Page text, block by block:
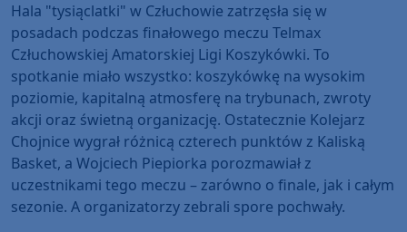
Hala "tysiąclatki" w Człuchowie zatrzęsła się w
posadach podczas finałowego meczu Telmax
Człuchowskiej Amatorskiej Ligi Koszykówki. To
spotkanie miało wszystko: koszykówkę na wysokim
poziomie, kapitalną atmosferę na trybunach, zwroty
akcji oraz świetną organizację. Ostatecznie Kolejarz
Chojnice wygrał różnicą czterech punktów z Kaliską
Basket, a Wojciech Piepiorka porozmawiał z
uczestnikami tego meczu – zarówno o finale, jak i całym
sezonie. A organizatorzy zebrali spore pochwały.